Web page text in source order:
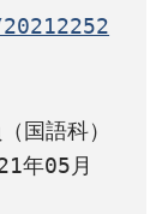
国語科）
年05月